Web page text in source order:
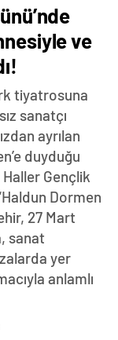
ve
tiyatrosuna
sanatçı
ayrılan
duyduğu
Haller Gençlik
Dormen
27 Mart
sanat
yer
anlamlı